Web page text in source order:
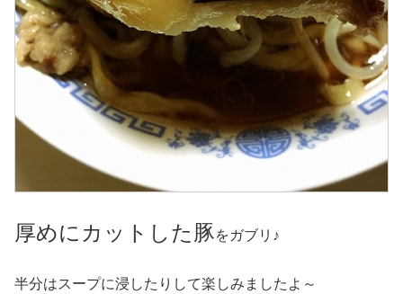
厚めにカットした豚をガブリ♪
半分はスープに浸したりして楽しみましたよ～